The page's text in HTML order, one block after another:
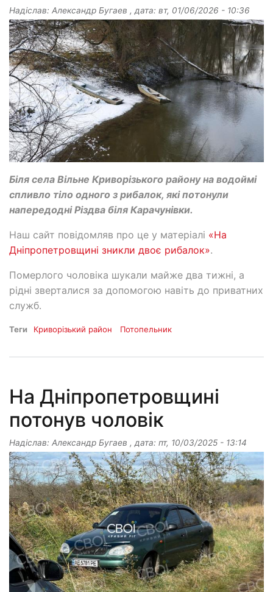
Надіслав: Александр Бугаев , дата: вт, 01/06/2026 - 10:36
Біля села Вільне Криворізького району на водоймі
спливло тіло одного з рибалок, які потонули
напередодні Різдва біля Карачунівки.
Наш сайт повідомляв про це у матеріалі «На
Дніпропетровщині зникли двоє рибалок».
Померлого чоловіка шукали майже два тижні, а
рідні зверталися за допомогою навіть до приватних
служб.
Теги Криворізький район Потопельник
На Дніпропетровщині
потонув чоловік
Надіслав: Александр Бугаев , дата: пт, 10/03/2025 - 13:14